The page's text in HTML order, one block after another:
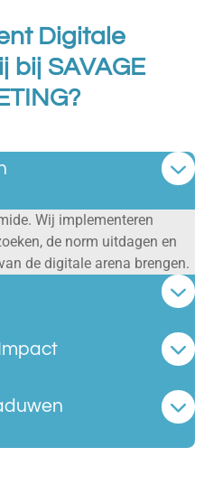
Digitale
bij SAVAGE
Wij implementeren
de norm uitdagen en
de digitale arena brengen.